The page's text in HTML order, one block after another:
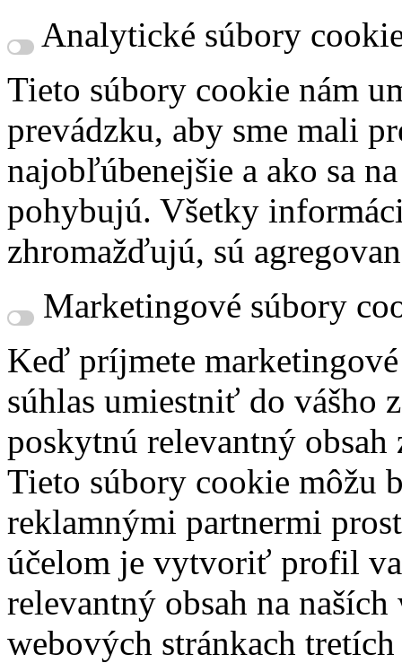
Analytické súbory
Tieto súbory cookie nám
prevádzku, aby sme mali
najobľúbenejšie a ako sa
pohybujú. Všetky
zhromažďujú, sú
Marketingové súbory
Keď príjmete
súhlas umiestniť do vášho
poskytnú relevantný
Tieto súbory cookie môžu
reklamnými partnermi
účelom je vytvoriť profil
relevantný obsah na
webových stránkach tretích